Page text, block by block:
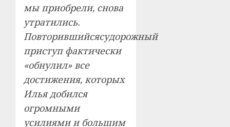
мы приобрели, снова
утратились.
Повторившийсясудорожный
приступ фактически
«обнулил» все
достижения, которых
Илья добился
огромными
усилиями и большим